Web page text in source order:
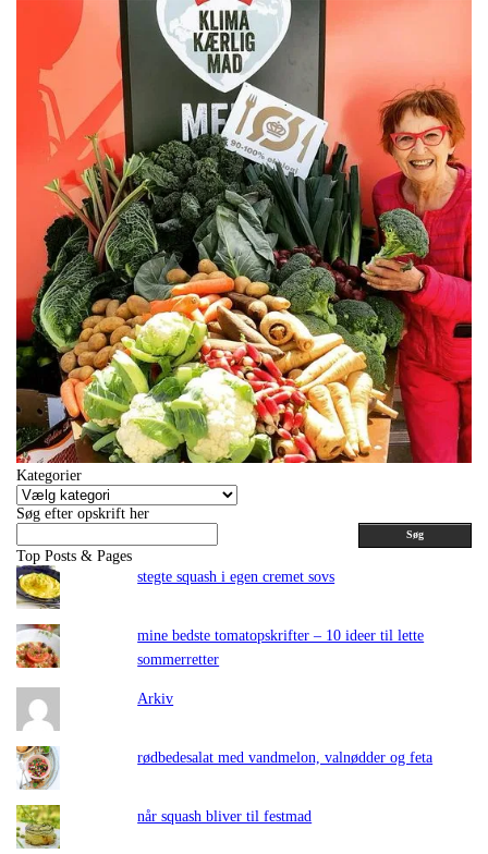
Kategorier
Kategorier
Søg efter opskrift her
Søg
Top Posts & Pages
stegte squash i egen cremet sovs
mine bedste tomatopskrifter – 10 ideer til lette
sommerretter
Arkiv
rødbedesalat med vandmelon, valnødder og feta
når squash bliver til festmad